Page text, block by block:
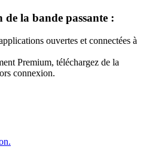
la bande passante :
ouvertes et connectées à
Premium, téléchargez de la
connexion.